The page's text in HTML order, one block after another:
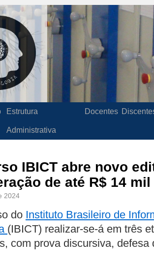
Estrutura
Administrativa
Docentes
IBICT abre novo
de até R$ 14 mil
2024
do Instituto Brasileiro de
(IBICT) realizar-se-á em três
com prova discursiva, defesa